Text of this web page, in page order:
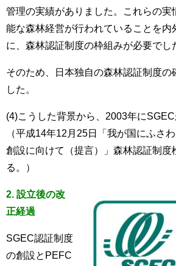
管理の実績がありました。これらの実
能な森林経営が行われていることを内
に、森林認証制度の枠組みが必要でし
そのため、日本独自の森林認証制度の
した。
(4)こうした背景から、2003年にSGEC
（平成14年12月25日「我が国にふさ
創設に向けて（提言）」森林認証制度
る。）
2. 設立後の改
正経過
SGEC認証制度
の創設とPEFC